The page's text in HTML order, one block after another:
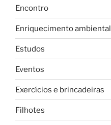
Encontro
Enriquecimento ambiental
Estudos
Eventos
Exercícios e brincadeiras
Filhotes